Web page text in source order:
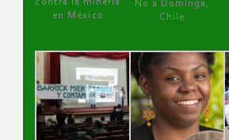
en México
No a Dominga,
Chile